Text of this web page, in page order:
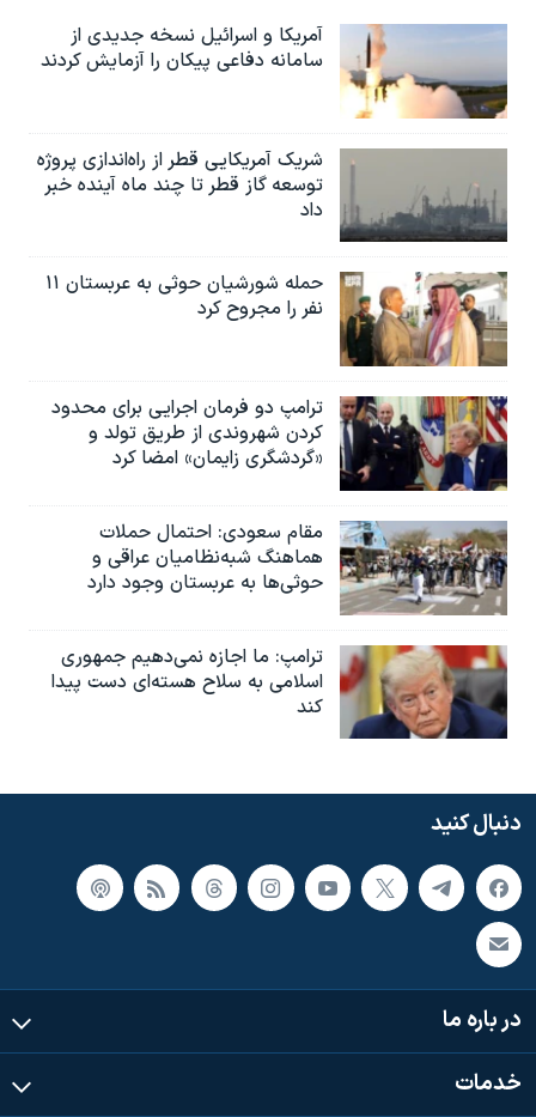
آمریکا و اسرائیل نسخه جدیدی از
سامانه دفاعی پیکان را آزمایش کردند
شریک آمریکایی قطر از راه‌اندازی پروژه
توسعه گاز قطر تا چند ماه آینده خبر
داد
حمله شورشیان حوثی به عربستان ۱۱
نفر را مجروح کرد
ترامپ دو فرمان اجرایی برای محدود
کردن شهروندی از طریق تولد و
«گردشگری زایمان» امضا کرد
مقام سعودی: احتمال حملات
هماهنگ شبه‌نظامیان عراقی و
حوثی‌ها به عربستان وجود دارد
ترامپ: ما اجازه نمی‌دهیم جمهوری
اسلامی به سلاح هسته‌ای دست پیدا
کند
دنبال کنید
در باره ما
خدمات